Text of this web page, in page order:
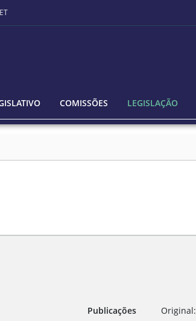
COMISSÕES LEGISLAÇÃO
Publicações Original: